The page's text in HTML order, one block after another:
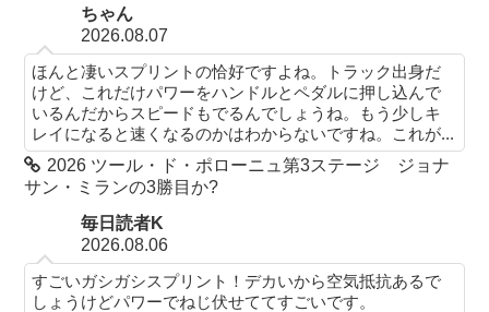
ちゃん
2026.08.07
ほんと凄いスプリントの恰好ですよね。トラック出身だ
けど、これだけパワーをハンドルとペダルに押し込んで
いるんだからスピードもでるんでしょうね。もう少しキ
レイになると速くなるのかはわからないですね。これが...
2026 ツール・ド・ポローニュ第3ステージ ジョナ
サン・ミランの3勝目か?
毎日読者K
2026.08.06
すごいガシガシスプリント！デカいから空気抵抗あるで
しょうけどパワーでねじ伏せててすごいです。